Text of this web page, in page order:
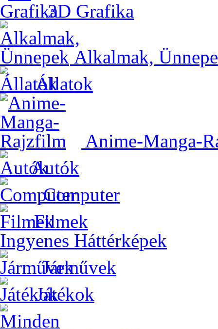
3D Grafika
Alkalmak,
Állatok
Anime-Manga-
Autók
Computer
Filmek
Ingyenes Háttérképek
Járművek
Játékok